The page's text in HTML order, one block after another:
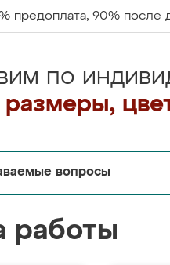
предоплата, 90% после
по
вопросы
работы